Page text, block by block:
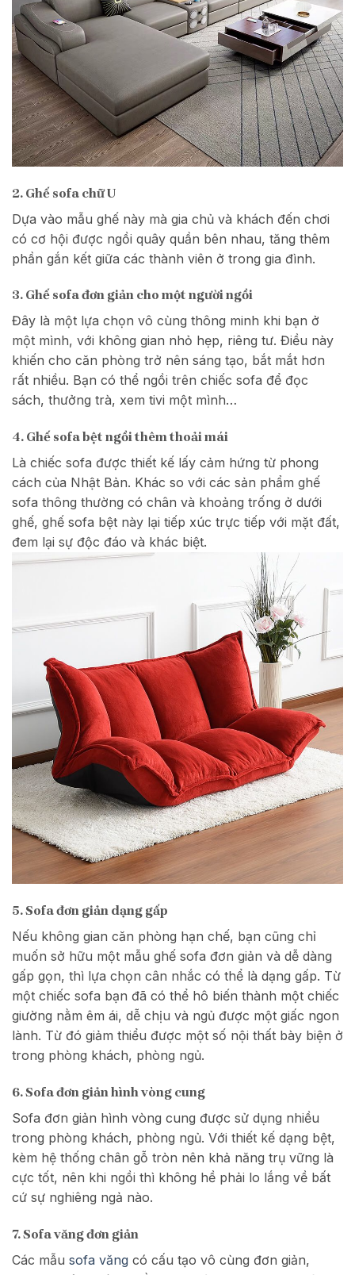
2. Ghế sofa chữ U
Dựa vào mẫu ghế này mà gia chủ và khách đến chơi
có cơ hội được ngồi quây quần bên nhau, tăng thêm
phần gắn kết giữa các thành viên ở trong gia đình.
3. Ghế sofa đơn giản cho một người ngồi
Đây là một lựa chọn vô cùng thông minh khi bạn ở
một mình, với không gian nhỏ hẹp, riêng tư. Điều này
khiến cho căn phòng trở nên sáng tạo, bắt mắt hơn
rất nhiều. Bạn có thể ngồi trên chiếc sofa để đọc
sách, thưởng trà, xem tivi một mình…
4. Ghế sofa bệt ngồi thêm thoải mái
Là chiếc sofa được thiết kế lấy cảm hứng từ phong
cách của Nhật Bản. Khác so với các sản phẩm ghế
sofa thông thường có chân và khoảng trống ở dưới
ghế, ghế sofa bệt này lại tiếp xúc trực tiếp với mặt đất,
đem lại sự độc đáo và khác biệt.
5. Sofa đơn giản dạng gấp
Nếu không gian căn phòng hạn chế, bạn cũng chỉ
muốn sở hữu một mẫu ghế sofa đơn giản và dễ dàng
gấp gọn, thì lựa chọn cân nhắc có thể là dạng gấp. Từ
một chiếc sofa bạn đã có thể hô biến thành một chiếc
giường nằm êm ái, dễ chịu và ngủ được một giấc ngon
lành. Từ đó giảm thiểu được một số nội thất bày biện ở
trong phòng khách, phòng ngủ.
6. Sofa đơn giản hình vòng cung
Sofa đơn giản hình vòng cung được sử dụng nhiều
trong phòng khách, phòng ngủ. Với thiết kế dạng bệt,
kèm hệ thống chân gỗ tròn nên khả năng trụ vững là
cực tốt, nên khi ngồi thì không hề phải lo lắng về bất
cứ sự nghiêng ngả nào.
7. Sofa văng đơn giản
Các mẫu sofa văng có cấu tạo vô cùng đơn giản,